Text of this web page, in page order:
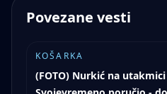
Povezane vesti
KOŠARKA
(FOTO) Nurkić na